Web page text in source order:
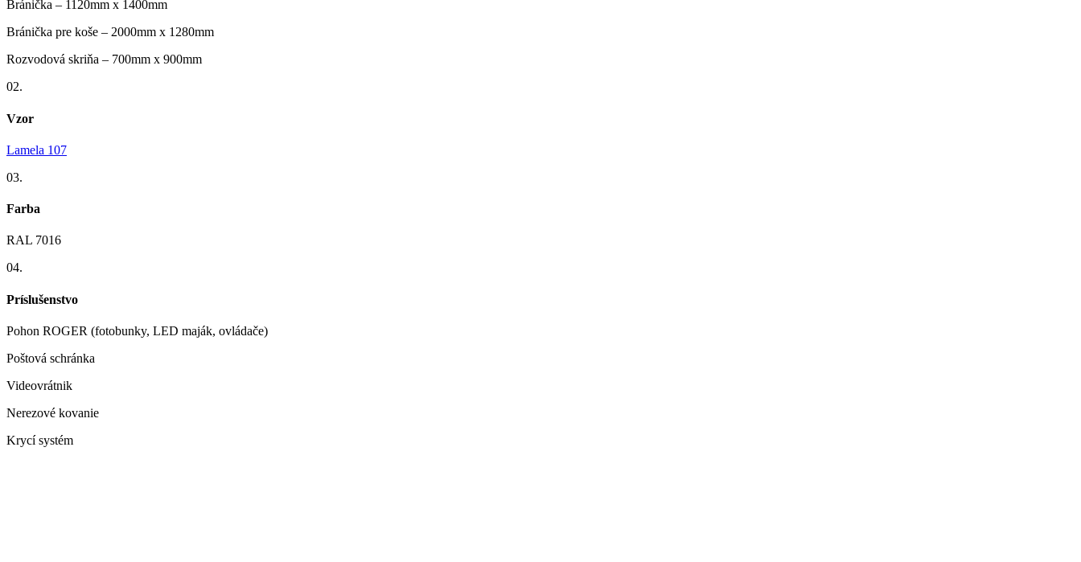
Bránička – 1120mm x 1400mm
Bránička pre koše – 2000mm x 1280mm
Rozvodová skriňa – 700mm x 900mm
02.
Vzor
Lamela 107
03.
Farba
RAL 7016
04.
Príslušenstvo
Pohon ROGER (fotobunky, LED maják, ovládače)
Poštová schránka
Videovrátnik
Nerezové kovanie
Krycí systém